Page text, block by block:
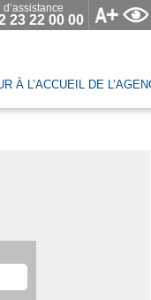
d’assistance
23 22 00 00
À L’ACCUEIL DE